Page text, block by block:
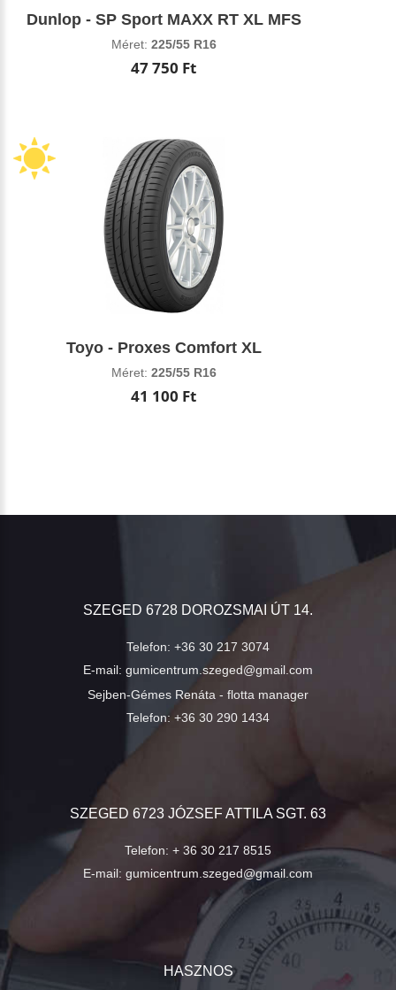
Dunlop - SP Sport MAXX RT XL MFS
Méret: 225/55 R16
47 750 Ft
Toyo - Proxes Comfort XL
Méret: 225/55 R16
41 100 Ft
SZEGED 6728 DOROZSMAI ÚT 14.
Telefon: +36 30 217 3074
E-mail: gumicentrum.szeged@gmail.com
Sejben-Gémes Renáta - flotta manager
Telefon: +36 30 290 1434
SZEGED 6723 JÓZSEF ATTILA SGT. 63
Telefon: + 36 30 217 8515
E-mail: gumicentrum.szeged@gmail.com
HASZNOS